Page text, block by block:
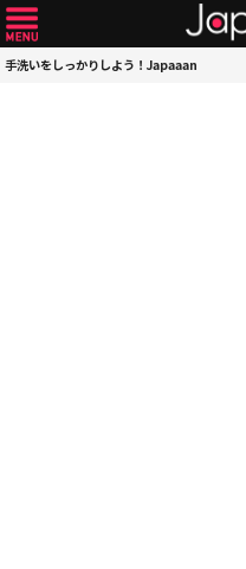
手洗いをしっかりしよう！Japaaan